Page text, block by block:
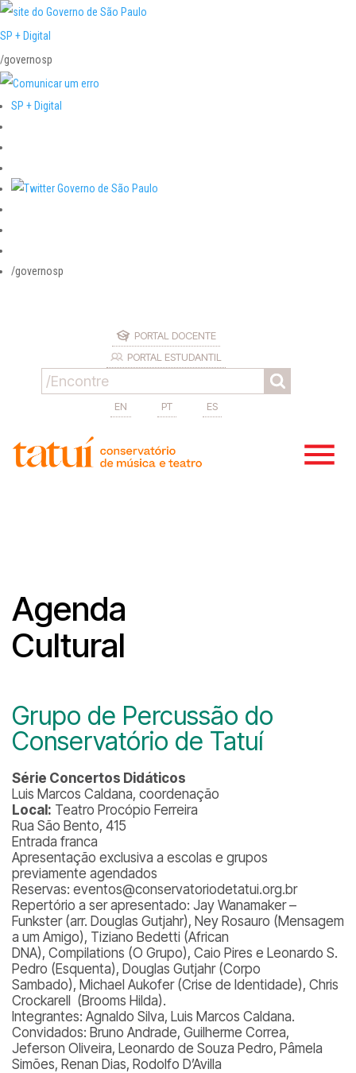
SP + Digital
/governosp
SP + Digital
/governosp
PORTAL DOCENTE
PORTAL ESTUDANTIL
EN PT ES
Agenda
Cultural
Grupo de Percussão do
Conservatório de Tatuí
Série Concertos Didáticos
Luis Marcos Caldana, coordenação
Local: Teatro Procópio Ferreira
Rua São Bento, 415
Entrada franca
Apresentação exclusiva a escolas e grupos
previamente agendados
Reservas: eventos@conservatoriodetatui.org.br
Repertório a ser apresentado: Jay Wanamaker –
Funkster (arr. Douglas Gutjahr), Ney Rosauro (Mensagem
a um Amigo), Tiziano Bedetti (African
DNA), Compilations (O Grupo), Caio Pires e Leonardo S.
Pedro (Esquenta), Douglas Gutjahr (Corpo
Sambado), Michael Aukofer (Crise de Identidade), Chris
Crockarell (Brooms Hilda).
Integrantes: Agnaldo Silva, Luis Marcos Caldana.
Convidados: Bruno Andrade, Guilherme Correa,
Jeferson Oliveira, Leonardo de Souza Pedro, Pâmela
Simões, Renan Dias, Rodolfo D’Avilla